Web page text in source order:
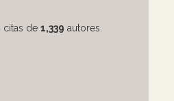
citas de 1,339 autores.